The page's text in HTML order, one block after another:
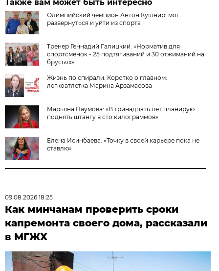
Также вам может быть интересно
Олимпийский чемпион Антон Кушнир: мог
развернуться и уйти из спорта
Тренер Геннадий Галицкий: «Норматив для
спортсменок - 25 подтягиваний и 30 отжиманий на
брусьях»
Жизнь по спирали. Коротко о главном:
легкоатлетка Марина Арзамасова
Марьяна Наумова: «В тринадцать лет планирую
поднять штангу в сто килограммов»
Елена Исинбаева: «Точку в своей карьере пока не
ставлю»
09.08.2026 18:25
Как минчанам проверить сроки
капремонта своего дома, рассказали
в МГЖХ